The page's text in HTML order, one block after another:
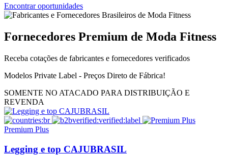
Encontrar oportunidades
Fornecedores Premium de Moda Fitness
Receba cotações de fabricantes e fornecedores verificados
Modelos Private Label - Preços Direto de Fábrica!
SOMENTE NO ATACADO PARA DISTRIBUIÇÃO E
REVENDA
Premium Plus
Legging e top CAJUBRASIL